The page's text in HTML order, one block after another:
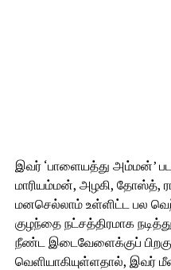
இவர் ‘பாளையத்து அம்மன்’
மாரியம்மன், அழகி, தோஸ்த்,
மனசெல்லாம் உள்ளிட்ட பல
குழந்தை நட்சத்திரமாக
நீண்ட இடைவேளைக்குப்
வெளியாகியுள்ளதால், இவர்